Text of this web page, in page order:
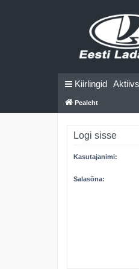
Kiirlingid
Pealeht
Logi sisse
Kasutajanimi:
Salasõna: